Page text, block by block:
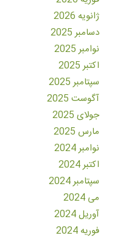
ژانویه 2026
دسامبر 2025
نوامبر 2025
اکتبر 2025
سپتامبر 2025
آگوست 2025
جولای 2025
مارس 2025
نوامبر 2024
اکتبر 2024
سپتامبر 2024
می 2024
آوریل 2024
فوریه 2024